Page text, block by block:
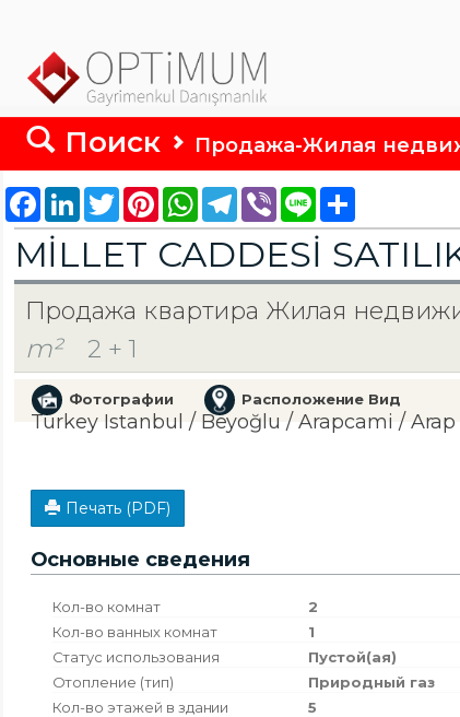
Поиск Продажа-Жилая
Facebook
LinkedInTwitterPinterestWhatsAppTelegram
Viber Line Share
MİLLET CADDESİ
Продажа квартира Жилая
m²
2 + 1
Фотографии Расположение Вид
Turkey Istanbul / Beyoğlu / Arapcami /
Печать (PDF)
Основные сведения
Кол-во комнат 2
Кол-во ванных комнат
1
Статус использования
Пустой(ая)
Отопление (тип)
Природный газ
Кол-во этажей в здании
5